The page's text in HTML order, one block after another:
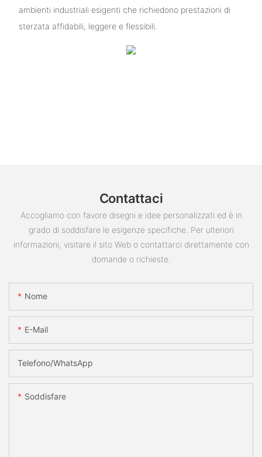
ambienti industriali esigenti che richiedono prestazioni di
sterzata affidabili, leggere e flessibili.
Contattaci
Accogliamo con favore disegni e idee personalizzati ed è in
grado di soddisfare le esigenze specifiche. Per ulteriori
informazioni, visitare il sito Web o contattarci direttamente con
domande o richieste.
Nome
E-Mail
Telefono/WhatsApp
Soddisfare